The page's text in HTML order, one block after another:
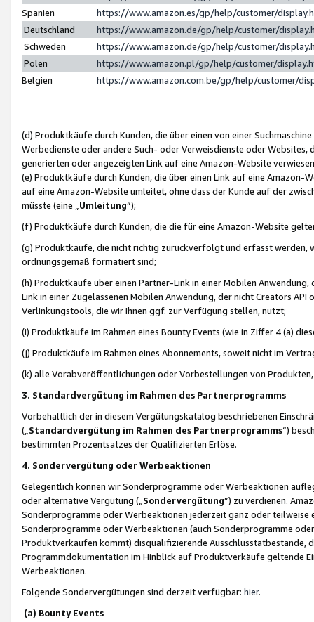
Spanien
https://www.amazon.es/gp/help/customer/
Deutschland
https://www.amazon.de/gp/help/customer/
Schweden
https://www.amazon.de/gp/help/customer/
Polen
https://www.amazon.pl/gp/help/customer/
Belgien
https://www.amazon.com.be/gp/help/customer/
(d) Produktkäufe durch Kunden, die über einen von einer
Werbedienste oder andere Such- oder Verweisdienste oder Websites,
generierten oder angezeigten Link auf eine Amazon-Website
(e) Produktkäufe durch Kunden, die über einen Link auf eine
auf eine Amazon-Website umleitet, ohne dass der Kunde auf der
müsste (eine „ Umleitung“);
(f) Produktkäufe durch Kunden, die die für eine Amazon-Website
(g) Produktkäufe, die nicht richtig zurückverfolgt und erfasst werden,
ordnungsgemäß formatiert sind;
(h) Produktkäufe über einen Partner-Link in einer Mobilen
Link in einer Zugelassenen Mobilen Anwendung, der nicht Creators
Verlinkungstools, die wir Ihnen ggf. zur Verfügung stellen, nutzt;
(i) Produktkäufe im Rahmen eines Bounty Events (wie in Ziffer 4 (a)
(j) Produktkäufe im Rahmen eines Abonnements, soweit nicht im
(k) alle Vorabveröffentlichungen oder Vorbestellungen von
3. Standardvergütung im Rahmen des Partnerprogramms
Vorbehaltlich der in diesem Vergütungskatalog beschriebenen
(„ Standardvergütung im Rahmen des Partnerprogramms“)
bestimmten Prozentsatzes der Qualifizierten Erlöse.
4. Sondervergütung oder Werbeaktionen
Gelegentlich können wir Sonderprogramme oder Werbeaktionen
oder alternative Vergütung („ Sondervergütung”) zu verdienen.
Sonderprogramme oder Werbeaktionen jederzeit ganz oder
Sonderprogramme oder Werbeaktionen (auch Sonderprogramme
Produktverkäufen kommt) disqualifizierende Ausschlusstatbestände,
Programmdokumentation im Hinblick auf Produktverkäufe geltende
Werbeaktionen.
Folgende Sondervergütungen sind derzeit verfügbar: hier.
(a) Bounty Events